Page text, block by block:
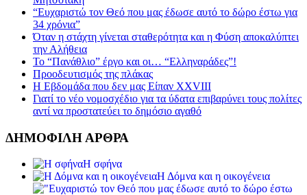
“Ευχαριστώ τον Θεό που μας έδωσε αυτό το δώρο έστω για
34 χρόνια”
Όταν η στάχτη γίνεται σταθερότητα και η Φύση αποκαλύπτει
την Αλήθεια
Το “Πανάθλιο” έργο και οι… “Ελληναράδες”!
Προοδευτισμός της πλάκας
Η Εβδομάδα που δεν μας Είπαν XXVIII
Γιατί το νέο νομοσχέδιο για τα ύδατα επιβαρύνει τους πολίτες
αντί να προστατεύει το δημόσιο αγαθό
ΔΗΜΟΦΙΛΗ ΑΡΘΡΑ
Η σφήνα
Η Δόμνα και η οικογένεια